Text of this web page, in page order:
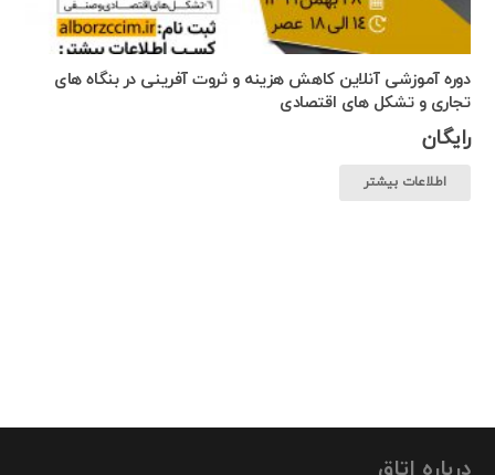
دوره آموزشی آنلاین کاهش هزینه و ثروت آفرینی در بنگاه های
تجاری و تشکل های اقتصادی
رایگان
اطلاعات بیشتر